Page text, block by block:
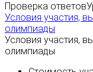
Проверка ответов
Условия участия,
олимпиады
Условия участия,
олимпиады